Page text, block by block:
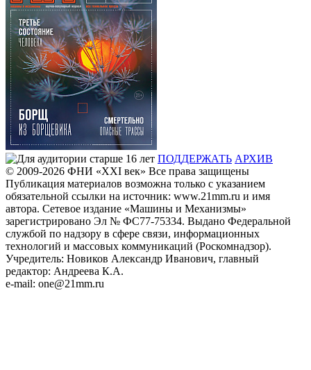
ПОДДЕРЖАТЬ АРХИВ
© 2009-2026 ФHИ «XXI век» Все права защищены
Публикация материалов возможна только с указанием
обязательной ссылки на источник: www.21mm.ru и имя
автора. Сетевое издание «Машины и Механизмы»
зарегистрировано Эл № ФС77-75334. Выдано Федеральной
службой по надзору в сфере связи, информационных
технологий и массовых коммуникаций (Роскомнадзор).
Учредитель: Новиков Александр Иванович, главный
редактор: Андреева К.А.
e-mail: one@21mm.ru